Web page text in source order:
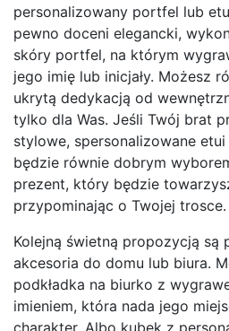
personalizowany portfel lub
pewno doceni elegancki,
skóry portfel, na którym
jego imię lub inicjały. Możesz
ukrytą dedykacją od
tylko dla Was. Jeśli Twój brat
stylowe, spersonalizowane
będzie równie dobrym
prezent, który będzie
przypominając o Twojej trosce.
Kolejną świetną propozycją są
akcesoria do domu lub biura.
podkładka na biurko z
imieniem, która nada jego
charakter. Albo kubek z